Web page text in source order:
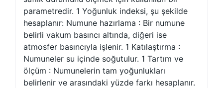
parametredir. 1 Yoğunluk indeksi, şu şekilde
hesaplanır: Numune hazırlama : Bir numune
belirli vakum basıncı altında, diğeri ise
atmosfer basıncıyla işlenir. 1 Katılaştırma :
Numuneler su içinde soğutulur. 1 Tartım ve
ölçüm : Numunelerin tam yoğunlukları
belirlenir ve arasındaki yüzde farkı hesaplanır.